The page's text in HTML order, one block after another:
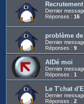
Dernier
Réponses : 16
problème
Dernier
Réponses : 9
AIDé moi
Dernier
Réponses : 1
Le T'chat
Dernier
Réponses : 2